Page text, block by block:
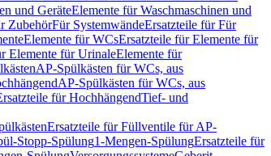
und GeräteElemente für Waschmaschinen und
ZubehörFür SystemwändeErsatzteile für Für
Elemente für WCsErsatzteile für Elemente für
Elemente für UrinaleElemente für
AP-Spülkästen für WCs, aus
AP-Spülkästen für WCs, aus
für HochhängendTief- und
Ersatzteile für Füllventile für AP-
Stopp-Spülung1-Mengen-SpülungErsatzteile für